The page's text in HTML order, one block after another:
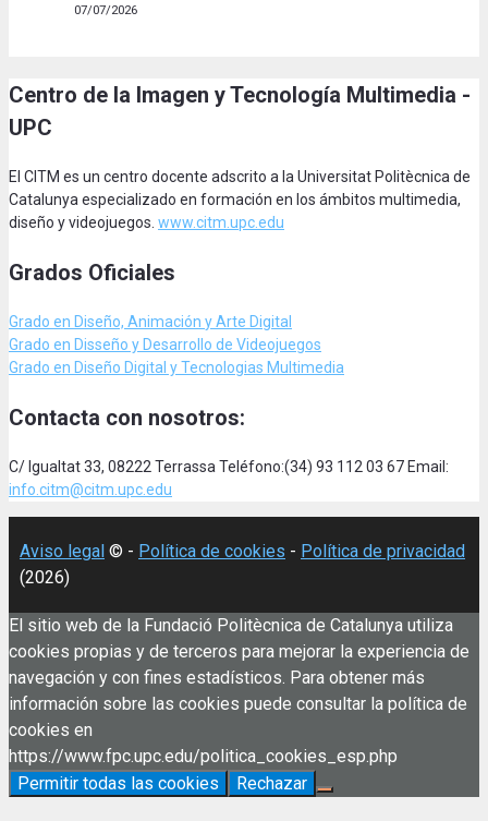
07/07/2026
Centro de la Imagen y Tecnología Multimedia -
UPC
El CITM es un centro docente adscrito a la Universitat Politècnica de
Catalunya especializado en formación en los ámbitos multimedia,
diseño y videojuegos. www.citm.upc.edu
Grados Oficiales
Grado en Diseño, Animación y Arte Digital
Grado en Disseño y Desarrollo de Videojuegos
Grado en Diseño Digital y Tecnologias Multimedia
Contacta con nosotros:
C/ Igualtat 33, 08222 Terrassa Teléfono:(34) 93 112 03 67 Email:
info.citm@citm.upc.edu
Aviso legal © - Política de cookies - Política de privacidad
(2026)
El sitio web de la Fundació Politècnica de Catalunya utiliza
cookies propias y de terceros para mejorar la experiencia de
navegación y con fines estadísticos. Para obtener más
información sobre las cookies puede consultar la política de
cookies en
https://www.fpc.upc.edu/politica_cookies_esp.php
Permitir todas las cookies
Rechazar